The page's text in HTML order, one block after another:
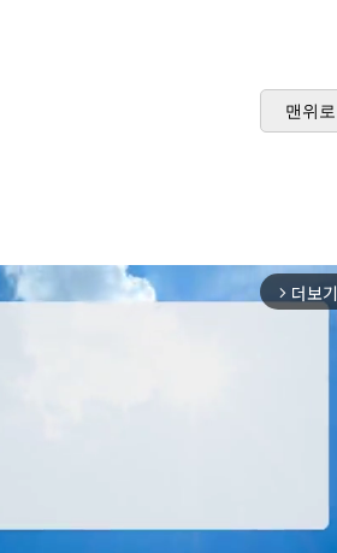
맨위로
arrow_forward_ios 더보기